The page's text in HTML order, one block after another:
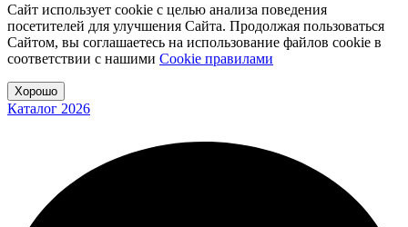
Сайт использует cookie с целью анализа поведения
посетителей для улучшения Сайта. Продолжая пользоваться
Сайтом, вы соглашаетесь на использование файлов cookie в
соответствии с нашими Cookiе правилами
Хорошо
Каталог 2026